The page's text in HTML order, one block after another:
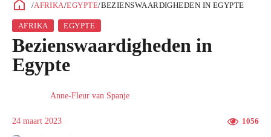
/AFRIKA/EGYPTE/BEZIENSWAARDIGHEDEN IN EGYPTE
AFRIKA EGYPTE
Bezienswaardigheden in
Egypte
Anne-Fleur van Spanje
24 maart 2023 1056